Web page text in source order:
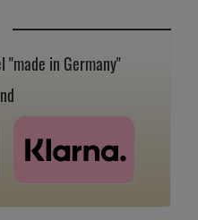
in Germany"